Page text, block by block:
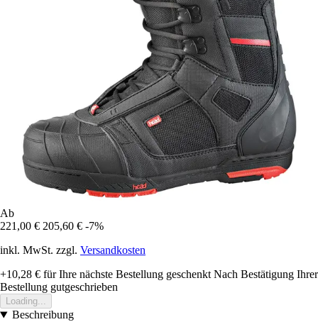
Ab
221,00 € 205,60 € -7%
inkl. MwSt. zzgl. Versandkosten
+10,28 € für Ihre nächste Bestellung geschenkt Nach Bestätigung Ihrer
Bestellung gutgeschrieben
Loading...
Beschreibung